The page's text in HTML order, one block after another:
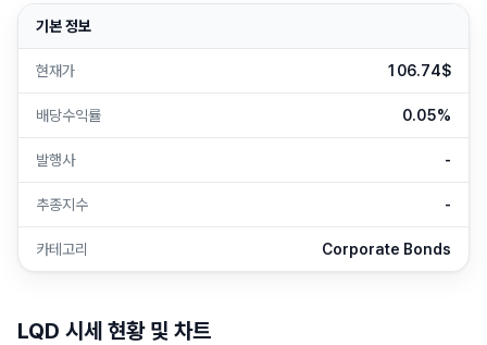
기본 정보
현재가 106.74$
배당수익률 0.05%
발행사 -
추종지수 -
카테고리 Corporate Bonds
LQD 시세 현황 및 차트